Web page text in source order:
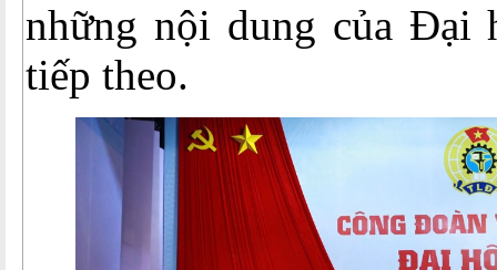
những nội dung của Đại
tiếp theo.